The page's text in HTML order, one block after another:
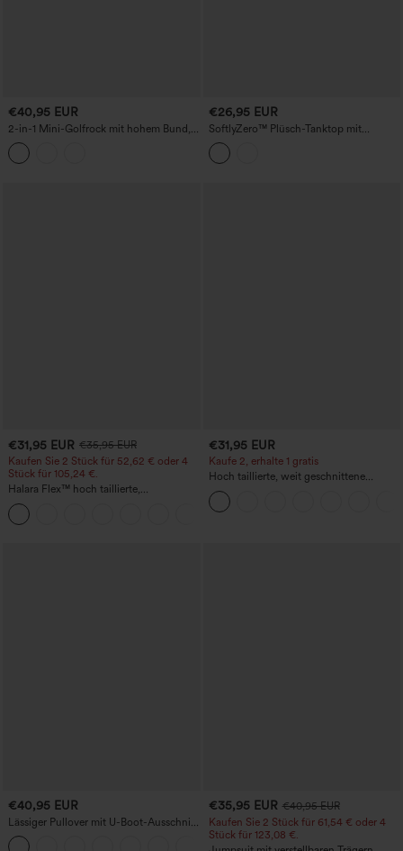
€40,95 EUR
2-in-1 Mini-Golfrock mit hohem Bund,
Kordelzug, geschwungenem Saum und
Taschen – verlängerte Länge
€26,95 EUR
SoftlyZero™ Plüsch-Tanktop mit
gekreuzstem, rückenfreiem und
gedrehtem Rückenteil, verstellbaren
Trägern und integriertem BH
€31,95 EUR €35,95 EUR
Kaufen Sie 2 Stück für 52,62 € oder 4
Stück für 105,24 €.
Halara Flex™ hoch taillierte,
figurformende Arbeitshose, die die Taille
schmaler wirken lässt, mit Taschen,
weitem Bein und Mikro-Waffelstruktur
€31,95 EUR
Kaufe 2, erhalte 1 gratis
Hoch taillierte, weit geschnittene
Freizeithose aus Leinenmischung mit
Kordelzug und Taschen
€40,95 EUR
Lässiger Pullover mit U-Boot-Ausschnitt
und Fledermausärmeln.
+1
€35,95 EUR €40,95 EUR
Kaufen Sie 2 Stück für 61,54 € oder 4
Stück für 123,08 €.